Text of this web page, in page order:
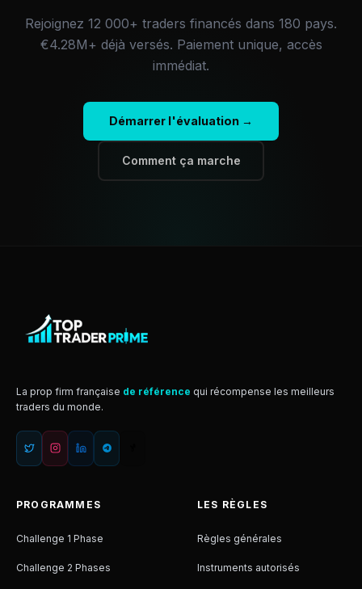
Rejoignez 12 000+ traders financés dans 180 pays.
€4.28M+ déjà versés. Paiement unique, accès
immédiat.
Démarrer l'évaluation →
Comment ça marche
La prop firm française de référence qui récompense les meilleurs
traders du monde.
PROGRAMMES
Challenge 1 Phase
Challenge 2 Phases
LES RÈGLES
Règles générales
Instruments autorisés